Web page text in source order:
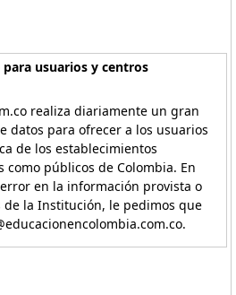
usuarios y centros
realiza diariamente un gran
datos para ofrecer a los usuarios
de los establecimientos
públicos de Colombia. En
en la información provista o
la Institución, le pedimos que